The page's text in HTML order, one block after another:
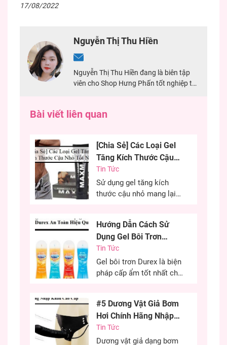
17/08/2022
Nguyễn Thị Thu Hiền
Nguyễn Thị Thu Hiền đang là biên tập
viên cho Shop Hưng Phấn tốt nghiệp tại
đảm bảo nội dung chính xác nhất cho
Bài viết liên quan
[Chia Sẻ] Các Loại Gel
Tăng Kích Thước Cậu
Nhỏ Tốt Nhất
Tin Tức
Sử dụng gel tăng kích
thước cậu nhỏ mang lại
đến sự tự tin cho các
chàng trai. Đây là phương
pháp được nhiều anh em
lựa chọn nhằm cải thiện
kích thước cùng khả năng
Hướng Dẫn Cách Sử
Dụng Gel Bôi Trơn
Durex An Toàn Hiệu
Quả
Tin Tức
Gel bôi trơn Durex là biện
pháp cấp ẩm tốt nhất cho
cứu cánh cho những chị
em khô âm đạo có thể sử
dụng hiệu quả. Việc sử
dụng gel bôi trơn đúng
#5 Dương Vật Giả Bơm
Hơi Chính Hãng Nhập
Khẩu Cao Cấp
Tin Tức
Dương vật giả dạng bơm